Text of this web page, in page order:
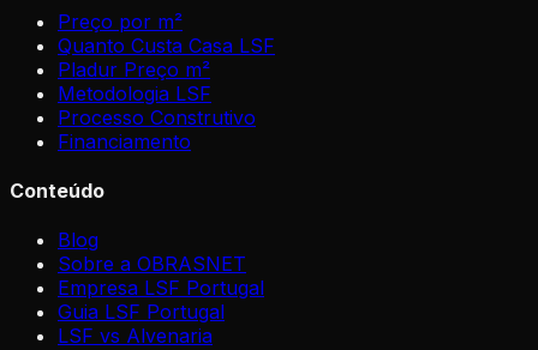
Preço por m²
Quanto Custa Casa LSF
Pladur Preço m²
Metodologia LSF
Processo Construtivo
Financiamento
Conteúdo
Blog
Sobre a OBRASNET
Empresa LSF Portugal
Guia LSF Portugal
LSF vs Alvenaria